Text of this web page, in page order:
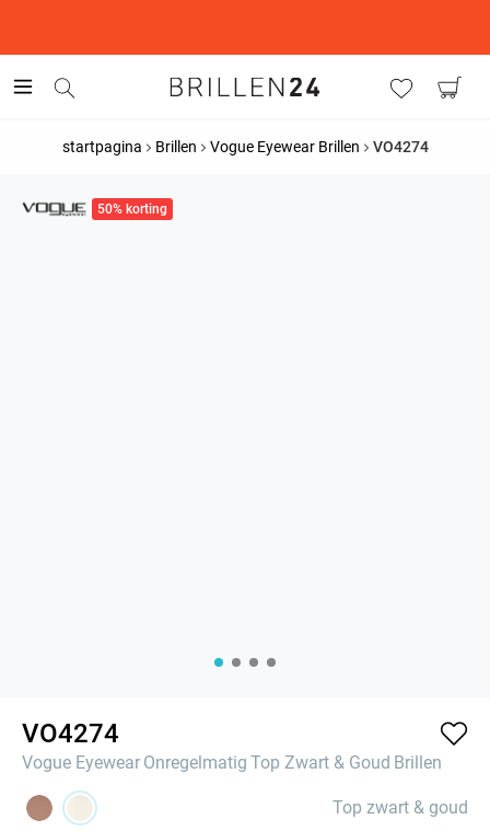
startpagina Brillen Vogue Eyewear Brillen VO4274
50% korting
VO4274
Vogue Eyewear Onregelmatig Top Zwart & Goud Brillen
Top zwart & goud